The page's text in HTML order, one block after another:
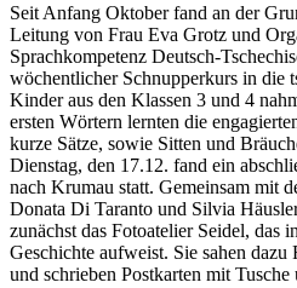
Seit Anfang Oktober fand an der
Leitung von Frau Eva Grotz und
Sprachkompetenz Deutsch-
wöchentlicher Schnupperkurs in die
Kinder aus den Klassen 3 und 4
ersten Wörtern lernten die
kurze Sätze, sowie Sitten und
Dienstag, den 17.12. fand ein
nach Krumau statt. Gemeinsam mit
Donata Di Taranto und Silvia
zunächst das Fotoatelier Seidel, das
Geschichte aufweist. Sie sahen
und schrieben Postkarten mit